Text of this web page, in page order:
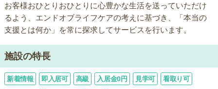
お客様おひとりおひとりに心豊かな生活を送っていただけ
るよう、エンドオブライフケアの考えに基づき、「本当の
支援とは何か」を常に探求してサービスを行います。
施設の特長
新着情報 即入居可 高級 入居金0円 見学可 看取り可